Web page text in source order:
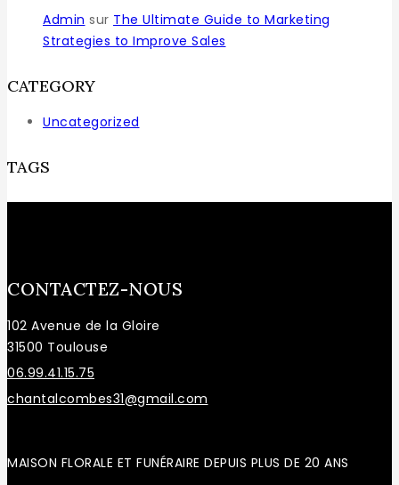
Admin sur The Ultimate Guide to Marketing
Strategies to Improve Sales
CATEGORY
Uncategorized
TAGS
CONTACTEZ-NOUS
102 Avenue de la Gloire
31500 Toulouse
06.99.41.15.75
chantalcombes31@gmail.com
MAISON FLORALE ET FUNÉRAIRE DEPUIS PLUS DE 20 ANS